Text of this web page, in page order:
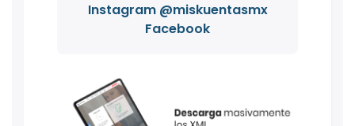
Instagram @miskuentasmx
Facebook